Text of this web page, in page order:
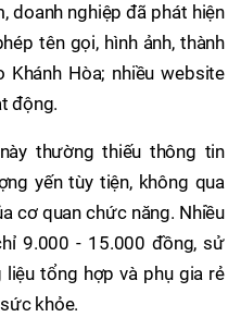
doanh nghiệp đã phát hiện
tên gọi, hình ảnh, thành
Khánh Hòa; nhiều website
động.
thường thiếu thông tin
yến tùy tiện, không qua
cơ quan chức năng. Nhiều
9.000 - 15.000 đồng, sử
tổng hợp và phụ gia rẻ
khỏe.